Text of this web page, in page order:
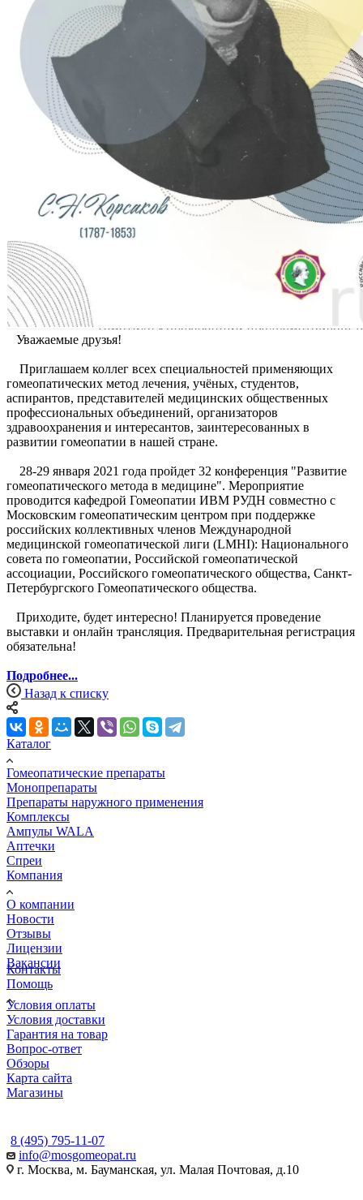
Уважаемые друзья!
Приглашаем коллег всех специальностей применяющих
гомеопатических метод лечения, учёных, студентов,
аспирантов, представителей медицинских общественных
профессиональных объединений, организаторов
здравоохранения и интересантов, заинтересованных в
развитии гомеопатии в нашей стране.
28-29 января 2021 года пройдет 32 конференция "Развитие
гомеопатического метода в медицине". Мероприятие
проводится кафедрой Гомеопатии ИВМ РУДН совместно с
Московским гомеопатическим центром при поддержке
российских коллективных членов Международной
медицинской гомеопатической лиги (LMHI): Национального
совета по гомеопатии, Российской гомеопатической
ассоциации, Российского гомеопатического общества, Санкт-
Петербургского Гомеопатического общества.
Приходите, будет интересно! Планируется проведение
выставки и онлайн трансляция. Предварительная регистрация
обязательна!
Подробнее...
Назад к списку
Каталог
Гомеопатические препараты
Монопрепараты
Препараты наружного применения
Комплексы
Ампулы WALA
Аптечки
Спреи
Компания
О компании
Новости
Отзывы
Лицензии
Вакансии
Контакты
Помощь
Условия оплаты
Условия доставки
Гарантия на товар
Вопрос-ответ
Обзоры
Карта сайта
Магазины
8 (495) 795-11-07
info@mosgomeopat.ru
г. Москва, м. Бауманская, ул. Малая Почтовая, д.10